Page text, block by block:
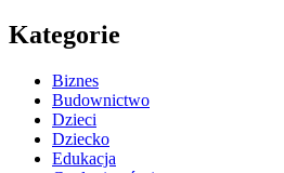
Kategorie
Biznes
Budownictwo
Dzieci
Dziecko
Edukacja